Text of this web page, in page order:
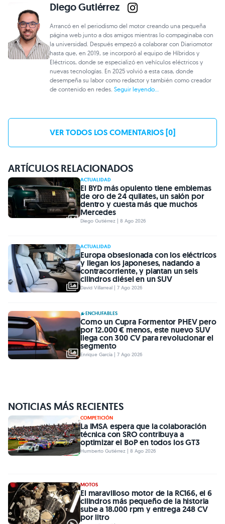
Diego Gutiérrez
Arrancó en el periodismo del motor creando una pequeña
página web junto a dos amigos mientras lo compaginaba con
la universidad. Después empezó a colaborar con Diariomotor
hasta que, en 2019, se incorporó al equipo de Híbridos y
Eléctricos, donde se especializó en vehículos eléctricos y
nuevas tecnologías. En 2025 volvió a esta casa, donde
desempeña su labor como redactor y también como creador
de contenido en redes.Seguir leyendo...
VER TODOS LOS COMENTARIOS [0]
ARTÍCULOS RELACIONADOS
ACTUALIDAD
El BYD más opulento tiene emblemas
de oro de 24 quilates, un salón por
dentro y cuesta más que muchos
Mercedes
Diego Gutiérrez | 8 Ago 2026
ACTUALIDAD
Europa obsesionada con los eléctricos
y llegan los japoneses, nadando a
contracorriente, y plantan un seis
cilindros diésel en un SUV
David Villarreal | 7 Ago 2026
ENCHUFABLES
Como un Cupra Formentor PHEV pero
por 12.000 € menos, este nuevo SUV
llega con 300 CV para revolucionar el
segmento
Enrique García | 7 Ago 2026
NOTICIAS MÁS RECIENTES
COMPETICIÓN
La IMSA espera que la colaboración
técnica con SRO contribuya a
optimizar el BoP en todos los GT3
Humberto Gutiérrez | 8 Ago 2026
MOTOS
El maravilloso motor de la RC166, el 6
cilindros más pequeño de la historia
sube a 18.000 rpm y entrega 248 CV
por litro